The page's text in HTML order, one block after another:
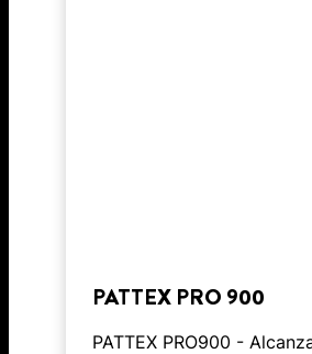
PATTEX PRO 900
PATTEX PRO900 -